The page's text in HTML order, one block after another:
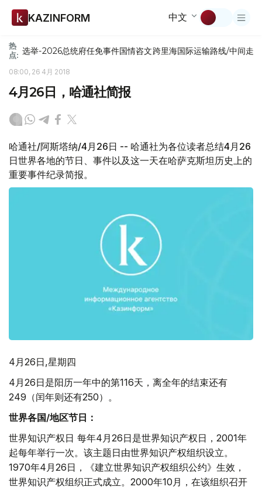
KAZINFORM 中文
热
点: 选举-2026总统府任免事件国情咨文跨里海国际运输路线/中间走廊
08:00, 26 4月 2018
4月26日，哈通社简报
哈通社/阿斯塔纳/4月26日 -- 哈通社为各位读者总结4月26
日世界各地的节日、事件以及这一天在哈萨克斯坦历史上的
重要事件纪录简报。
4月26日,星期四
4月26日是阳历一年中的第116天，离全年的结束还有
249（闰年则还有250）。
世界各国/地区节日：
世界知识产权日 每年4月26日是世界知识产权日，2001年
起每年举行一次。该主题日由世界知识产权组织设立。
1970年4月26日，《建立世界知识产权组织公约》生效，
世界知识产权组织正式成立。2000年10月，在该组织召开